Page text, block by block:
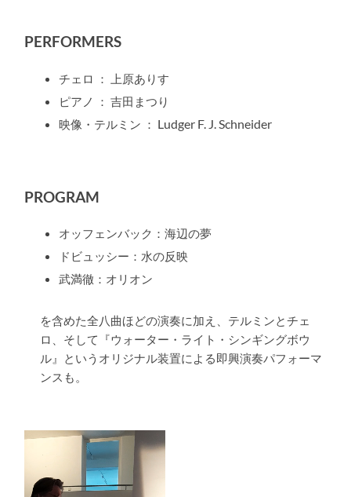
PERFORMERS
チェロ ： 上原ありす
ピアノ ： 吉田まつり
映像・テルミン ： Ludger F. J. Schneider
PROGRAM
オッフェンバック：海辺の夢
ドビュッシー：水の反映
武満徹：オリオン
を含めた全八曲ほどの演奏に加え、テルミンとチェ
ロ、そして『ウォーター・ライト・シンギングボウ
ル』というオリジナル装置による即興演奏パフォーマ
ンスも。
動
レ